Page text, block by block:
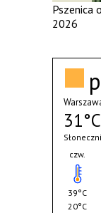
Pszenica
2026
31°C
czw.
39°C
20°C